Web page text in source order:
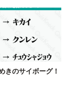
きのサイボーグ！